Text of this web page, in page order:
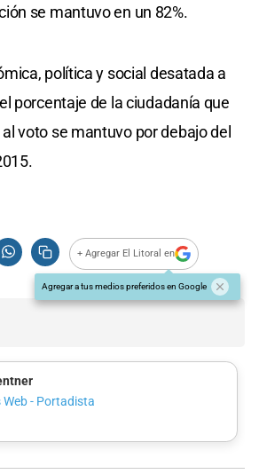
se mantuvo en un 82%.
política y social desatada a
porcentaje de la ciudadanía que
voto se mantuvo por debajo del
+ Agregar El Litoral en
Agregar a tus medios preferidos en Google
- Portadista